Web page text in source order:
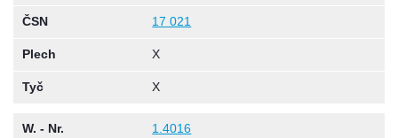
ČSN 17 021
Plech X
Tyč X
W. - Nr. 1.4016